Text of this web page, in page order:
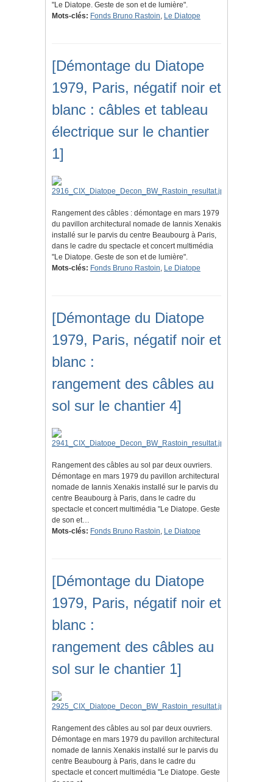
"Le Diatope. Geste de son et de lumière".
Mots-clés: Fonds Bruno Rastoin, Le Diatope
[Démontage du Diatope
1979, Paris, négatif noir et
blanc : câbles et tableau
électrique sur le chantier
1]
Rangement des câbles : démontage en mars 1979
du pavillon architectural nomade de Iannis Xenakis
installé sur le parvis du centre Beaubourg à Paris,
dans le cadre du spectacle et concert multimédia
"Le Diatope. Geste de son et de lumière".
Mots-clés: Fonds Bruno Rastoin, Le Diatope
[Démontage du Diatope
1979, Paris, négatif noir et
blanc :
rangement des câbles au
sol sur le chantier 4]
Rangement des câbles au sol par deux ouvriers.
Démontage en mars 1979 du pavillon architectural
nomade de Iannis Xenakis installé sur le parvis du
centre Beaubourg à Paris, dans le cadre du
spectacle et concert multimédia "Le Diatope. Geste
de son et…
Mots-clés: Fonds Bruno Rastoin, Le Diatope
[Démontage du Diatope
1979, Paris, négatif noir et
blanc :
rangement des câbles au
sol sur le chantier 1]
Rangement des câbles au sol par deux ouvriers.
Démontage en mars 1979 du pavillon architectural
nomade de Iannis Xenakis installé sur le parvis du
centre Beaubourg à Paris, dans le cadre du
spectacle et concert multimédia "Le Diatope. Geste